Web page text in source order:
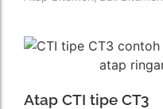
Tamko
Tegola
Atap CTI tipe CT3